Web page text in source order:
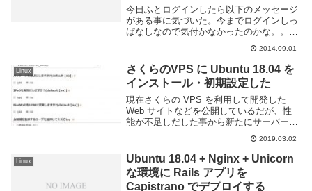
今日ふとログインしたら以下のメッセージ
がある事に気づいた。今までログインしっ
ぱなしなので気付かなかったのかな。。
14.04 LTS がリリースされてるので do-
release-upgrade コマンドでアップグレー
ドできる、らしい。さっそ...
2014.09.01
Linux
さくらのVPS に Ubuntu 18.04 を
インストール・初期設定した
現在さくらの VPS を利用して開発した
Web サイトなどを公開しているだが、性
能が不足しだした事から新たにサーバーを
借りる事にした。新しいサーバーはさくら
のVPSのメモリ2GBプランを選択した。さ
くらのVPS元々は 1GB のサーバーを...
2019.03.02
Linux
Ubuntu 18.04 + Nginx + Unicorn
な環境に Rails アプリを
Capistrano でデプロイする